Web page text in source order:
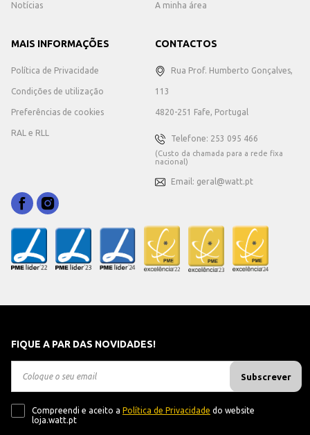
Notícias A minha área
MAIS INFORMAÇÕES
Política de Privacidade
Condições de utilização
Preferências de cookies
RAL e RLL
CONTACTOS
Rua Prof. Humberto Gonçalves,
113
4820-251 Fafe, Portugal
Telefone: 253 095 466
(Custo da chamada para a rede fixa
nacional)
Email: geral@watt.pt
FIQUE A PAR DAS NOVIDADES!
Subscrever
Compreendi e aceito a Política de Privacidade do website
loja.watt.pt